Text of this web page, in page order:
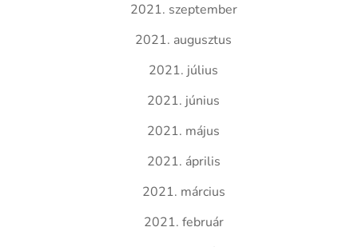
2021. szeptember
2021. augusztus
2021. július
2021. június
2021. május
2021. április
2021. március
2021. február